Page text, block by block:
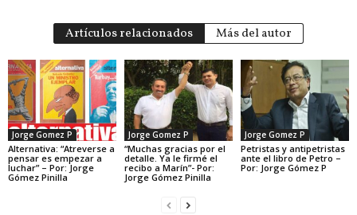
Artículos relacionados Más del autor
Jorge Gomez P
Alternativa: “Atreverse a
pensar es empezar a
luchar” – Por: Jorge
Gómez Pinilla
Jorge Gomez P
“Muchas gracias por el
detalle. Ya le firmé el
recibo a Marín”- Por:
Jorge Gómez Pinilla
Jorge Gomez P
Petristas y antipetristas
ante el libro de Petro –
Por: Jorge Gómez P